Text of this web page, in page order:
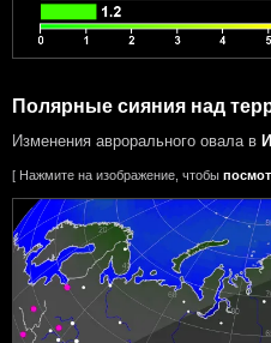
Полярные сияния над
Изменения аврорального овала в
[ Нажмите на изображение, чтобы